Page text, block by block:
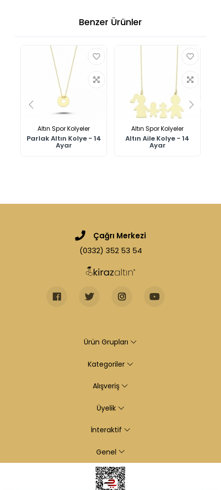
Benzer Ürünler
Altın Spor Kolyeler
Parlak Altın Kolye - 14
Ayar
Altın Spor Kolyeler
Altın Aile Kolye - 14
Ayar
Çağrı Merkezi
(0332) 352 53 54
Ürün Grupları
Kategoriler
Alışveriş
Üyelik
İnteraktif
Genel